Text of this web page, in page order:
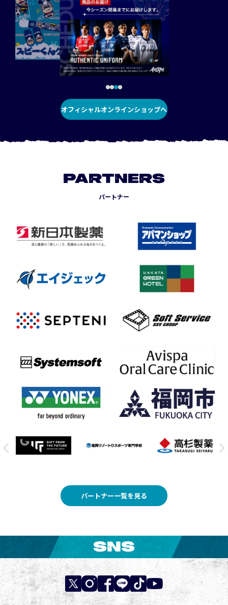
オフィシャルオンラインショップへ
PARTNERS
パートナー
パートナー一覧を見る
SNS